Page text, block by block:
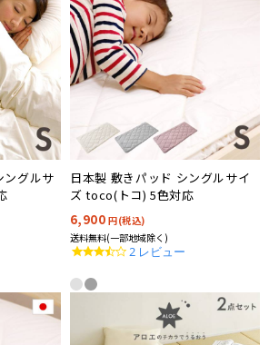
ングルサ
日本製 敷きパッド シングルサイ
ズ toco(トコ) 5色対応
6,900円(税込)
送料無料(一部地域除く)
3.5
2 レビュー